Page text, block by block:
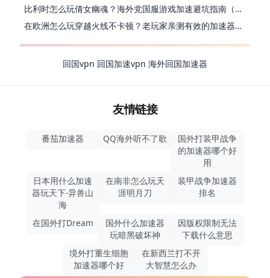
比利时怎么玩倩女幽魂？海外党国服游戏加速避坑指南（附实测推荐）
在欧洲怎么玩穿越火线不卡顿？老玩家亲测有效的加速器选择指南
回国vpn 回国加速vpn 海外回国加速器
友情链接
番茄加速器 QQ海外听不了歌
国外打装甲战争
的加速器哪个好
用
日本用什么加速
器玩天下-异兽山
海
在南非怎么玩天
涯明月刀
装甲战争加速器
排名
在国外打Dream
国外什么加速器
玩暗黑破坏神
因版权限制无法
下载什么意思
境外打重生细胞
加速器哪个好
在新西兰打不开
大智慧怎么办